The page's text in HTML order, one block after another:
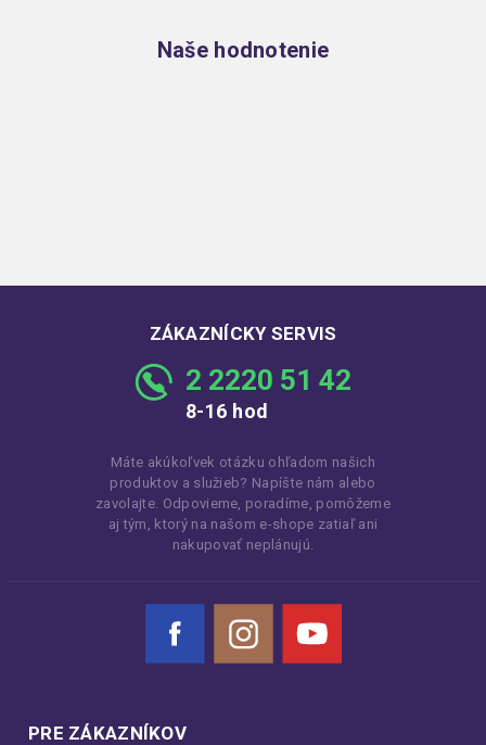
Naše hodnotenie
ZÁKAZNÍCKY SERVIS
2 2220 51 42
8-16 hod
Máte akúkoľvek otázku ohľadom našich
produktov a služieb? Napíšte nám alebo
zavolajte. Odpovieme, poradíme, pomôžeme
aj tým, ktorý na našom e-shope zatiaľ ani
nakupovať neplánujú.
Facebook Instagram YouTube
PRE ZÁKAZNÍKOV